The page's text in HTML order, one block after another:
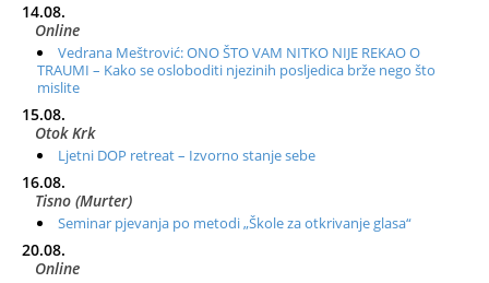
14.08.
Online
Vedrana Meštrović: ONO ŠTO VAM NITKO NIJE REKAO O
TRAUMI – Kako se osloboditi njezinih posljedica brže nego što
mislite
15.08.
Otok Krk
Ljetni DOP retreat – Izvorno stanje sebe
16.08.
Tisno (Murter)
Seminar pjevanja po metodi „Škole za otkrivanje glasa“
20.08.
Online